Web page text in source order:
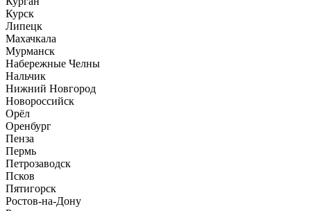
Курск
Липецк
Махачкала
Мурманск
Набережные Челны
Нальчик
Нижний Новгород
Новороссийск
Орёл
Оренбург
Пенза
Пермь
Петрозаводск
Псков
Пятигорск
Ростов-на-Дону